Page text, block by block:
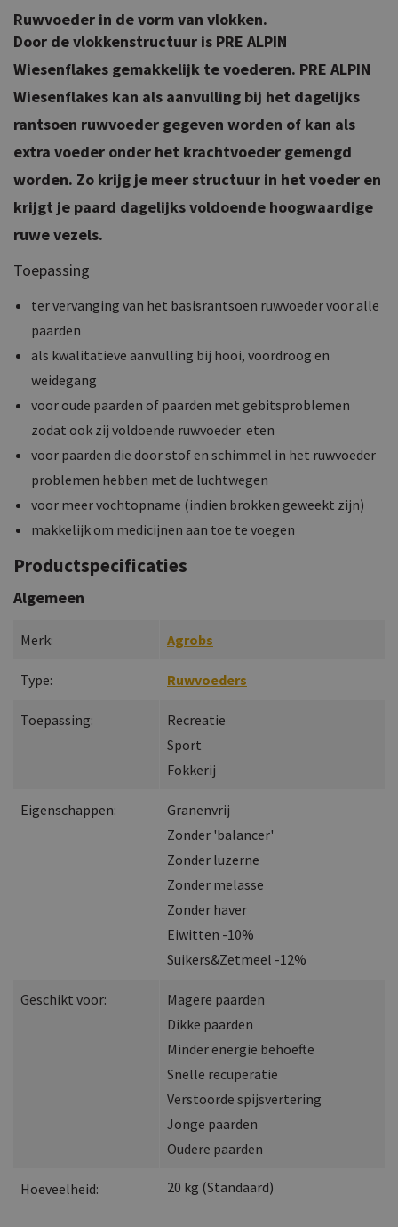
Ruwvoeder in de vorm van vlokken.
Door de vlokkenstructuur is PRE ALPIN
Wiesenflakes gemakkelijk te voederen. PRE ALPIN
Wiesenflakes kan als aanvulling bij het dagelijks
rantsoen ruwvoeder gegeven worden of kan als
extra voeder onder het krachtvoeder gemengd
worden. Zo krijg je meer structuur in het voeder en
krijgt je paard dagelijks voldoende hoogwaardige
ruwe vezels.
Toepassing
ter vervanging van het basisrantsoen ruwvoeder voor alle
paarden
als kwalitatieve aanvulling bij hooi, voordroog en
weidegang
voor oude paarden of paarden met gebitsproblemen
zodat ook zij voldoende ruwvoeder eten
voor paarden die door stof en schimmel in het ruwvoeder
problemen hebben met de luchtwegen
voor meer vochtopname (indien brokken geweekt zijn)
makkelijk om medicijnen aan toe te voegen
Productspecificaties
Algemeen
Merk: Agrobs
Type: Ruwvoeders
Toepassing:
Recreatie
Sport
Fokkerij
Eigenschappen:
Granenvrij
Zonder 'balancer'
Zonder luzerne
Zonder melasse
Zonder haver
Eiwitten -10%
Suikers&Zetmeel -12%
Geschikt voor:
Magere paarden
Dikke paarden
Minder energie behoefte
Snelle recuperatie
Verstoorde spijsvertering
Jonge paarden
Oudere paarden
Hoeveelheid: 20 kg (Standaard)